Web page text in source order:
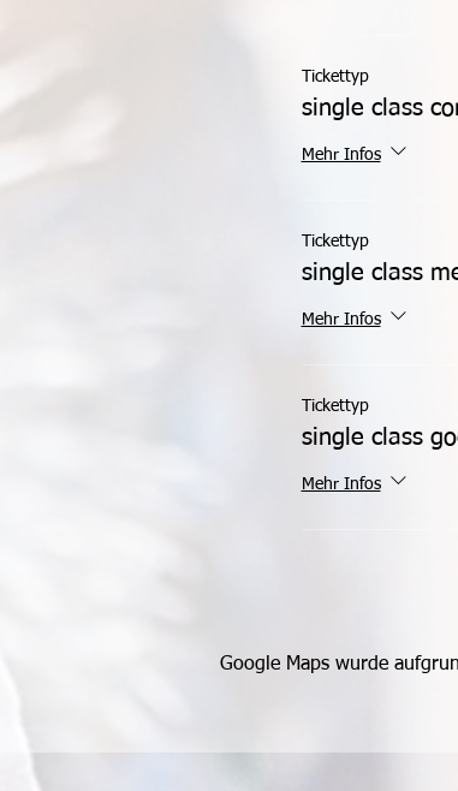
Tickettyp
single class
Mehr Infos
Tickettyp
single class
Mehr Infos
Tickettyp
single class
Mehr Infos
Google Maps wurde